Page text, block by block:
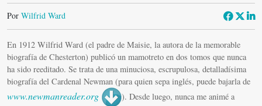
Traducciones
Retratos
Reportajes
Catena
Por Wilfrid Ward
En 1912 Wilfrid Ward (el padre de Maisie, la autora de la memorable
biografía de Chesterton) publicó un mamotreto en dos tomos que nunca
ha sido reeditado. Se trata de una minuciosa, escrupulosa, detalladísima
biografía del Cardenal Newman (para quien sepa inglés, puede bajarla de
www.newmanreader.org
). Desde luego, nunca me animé a